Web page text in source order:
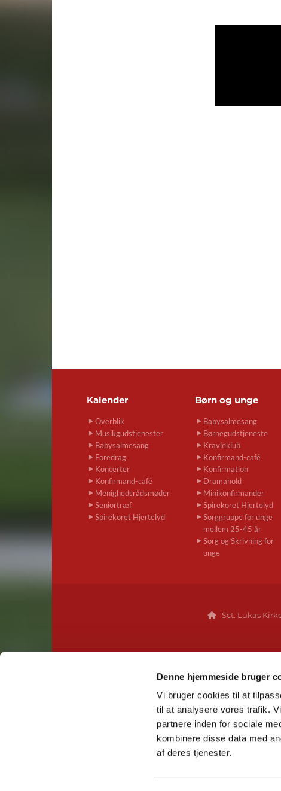
Denne hjemmeside bruger
Vi bruger cookies til at
til at analysere vores trafik.
partnere inden for sociale
kombinere disse data med
af deres tjenester.
Kalender
Overblik
Musikgudstjenester
Babysalmesang
Foredrag
Koncerter
Konfirmand-café
Menighedsrådsmøder
Seniortræf
Spirekoret Hjertelyd
Børn og unge
Babysalmesang
Børnegudstjeneste
Kravleklub
Konfirmand-café
Konfirmation
Dramahold
Minikonfirmander
Spirekoret Hjertelyd
Sorggruppe for unge
mellem 25-45 år
Sorg og Skrivning for
unge
Sct. Lukas